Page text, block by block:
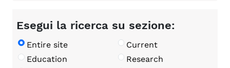
Esegui la ricerca su sezione:
Entire site
Current
Education
Research